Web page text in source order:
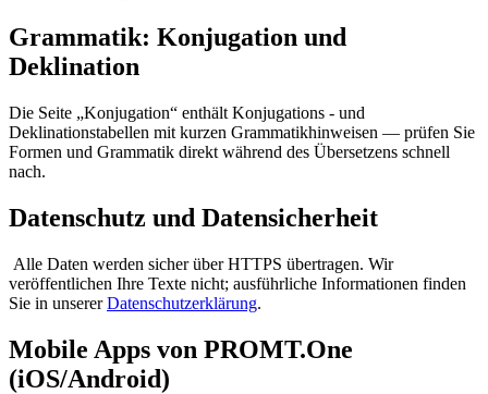
Grammatik: Konjugation und
Deklination
Die Seite „Konjugation“ enthält Konjugations - und
Deklinationstabellen mit kurzen Grammatikhinweisen — prüfen Sie
Formen und Grammatik direkt während des Übersetzens schnell
nach.
Datenschutz und Datensicherheit
Alle Daten werden sicher über HTTPS übertragen. Wir
veröffentlichen Ihre Texte nicht; ausführliche Informationen finden
Sie in unsererDatenschutzerklärung.
Mobile Apps von PROMT.One
(iOS/Android)